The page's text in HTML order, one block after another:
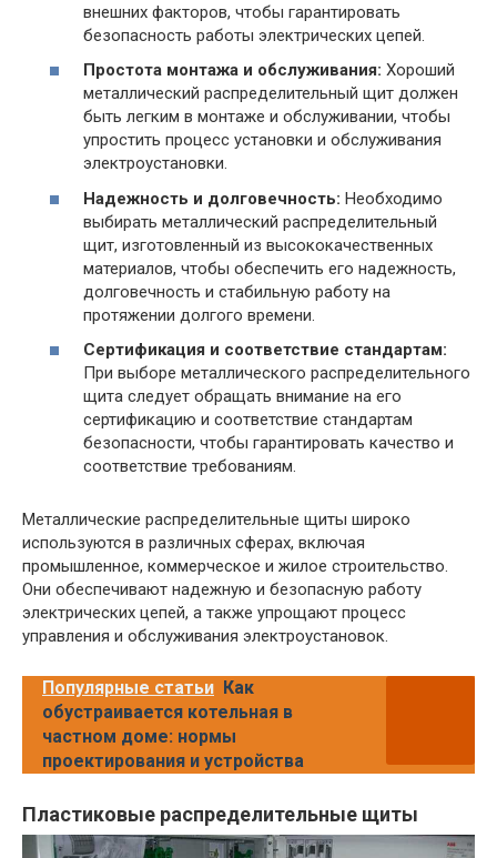
внешних факторов, чтобы гарантировать
безопасность работы электрических цепей.
Простота монтажа и обслуживания: Хороший
металлический распределительный щит должен
быть легким в монтаже и обслуживании, чтобы
упростить процесс установки и обслуживания
электроустановки.
Надежность и долговечность: Необходимо
выбирать металлический распределительный
щит, изготовленный из высококачественных
материалов, чтобы обеспечить его надежность,
долговечность и стабильную работу на
протяжении долгого времени.
Сертификация и соответствие стандартам:
При выборе металлического распределительного
щита следует обращать внимание на его
сертификацию и соответствие стандартам
безопасности, чтобы гарантировать качество и
соответствие требованиям.
Металлические распределительные щиты широко
используются в различных сферах, включая
промышленное, коммерческое и жилое строительство.
Они обеспечивают надежную и безопасную работу
электрических цепей, а также упрощают процесс
управления и обслуживания электроустановок.
Популярные статьи Как
обустраивается котельная в
частном доме: нормы
проектирования и устройства
Пластиковые распределительные щиты